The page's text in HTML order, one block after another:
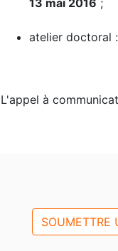
atelier doctoral :
L'appel à
SOUMETTRE